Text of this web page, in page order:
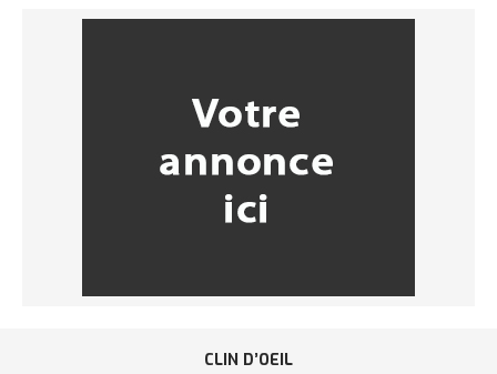
CLIN D’OEIL